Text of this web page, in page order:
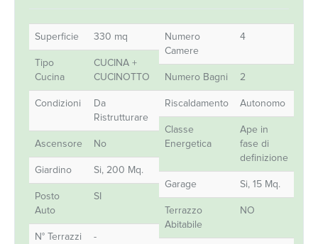
Superficie 330 mq
Tipo
Cucina
CUCINA +
CUCINOTTO
Condizioni
Da
Ristrutturare
Ascensore No
Giardino Si, 200 Mq.
Posto
Auto
SI
N° Terrazzi -
Numero
Camere
4
Numero Bagni 2
Riscaldamento Autonomo
Classe
Energetica
Ape in
fase di
definizione
Garage Si, 15 Mq.
Terrazzo
Abitabile
NO